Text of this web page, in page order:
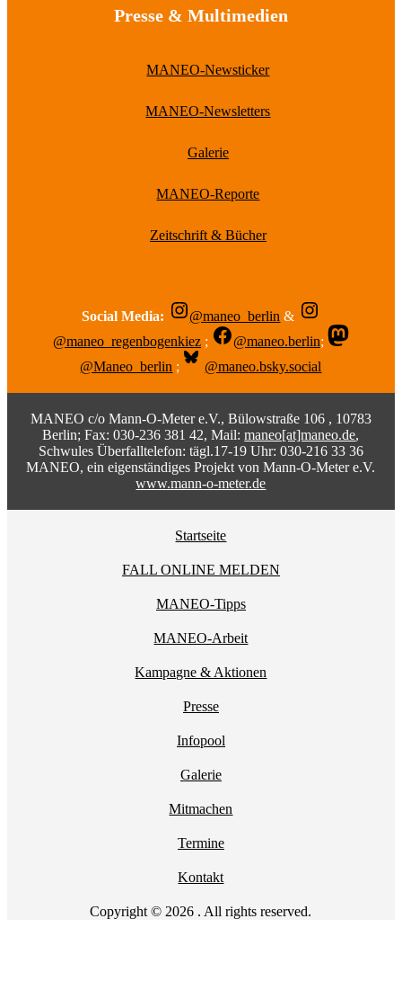
Presse & Multimedien
MANEO-Newsticker
MANEO-Newsletters
Galerie
MANEO-Reporte
Zeitschrift & Bücher
Social Media: @maneo_berlin &
@maneo_regenbogenkiez ; @maneo.berlin;
@Maneo_berlin ; @maneo.bsky.social
MANEO c/o Mann-O-Meter e.V., Bülowstraße 106 , 10783
Berlin; Fax: 030-236 381 42, Mail:maneo[at]maneo.de,
Schwules Überfalltelefon: tägl.17-19 Uhr: 030-216 33 36
MANEO, ein eigenständiges Projekt von Mann-O-Meter e.V.
www.mann-o-meter.de
Startseite
FALL ONLINE MELDEN
MANEO-Tipps
MANEO-Arbeit
Kampagne & Aktionen
Presse
Infopool
Galerie
Mitmachen
Termine
Kontakt
Copyright © 2026 . All rights reserved.